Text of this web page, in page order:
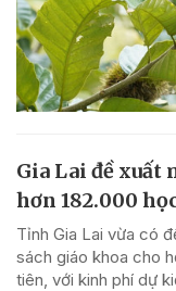
Gia Lai đề xuất
hơn 182.000
Tỉnh Gia Lai vừa có
sách giáo khoa cho
tiên, với kinh phí dự